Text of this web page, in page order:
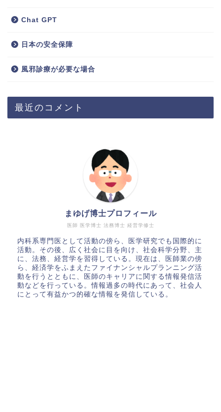
Chat GPT
日本の安全保障
風邪診療が必要な場合
最近のコメント
医師 医学博士 法務博士 経営学修士
まゆげ博士プロフィール
内科系専門医として活動の傍ら、医学研究でも国際的に
活動。その後、広く社会に目を向け、社会科学分野、主
に、法務、経営学を習得している。現在は、医師業の傍
ら、経済学をふまえたファイナンシャルプランニング活
動を行うとともに、医師のキャリアに関する情報発信活
動などを行っている。情報過多の時代にあって、社会人
にとって有益かつ的確な情報を発信している。